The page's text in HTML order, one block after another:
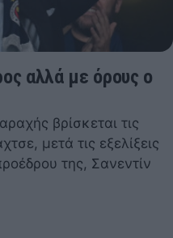
αλλά με όρους ο
βρίσκεται τις
μετά τις εξελίξεις
της, Σανεντίν